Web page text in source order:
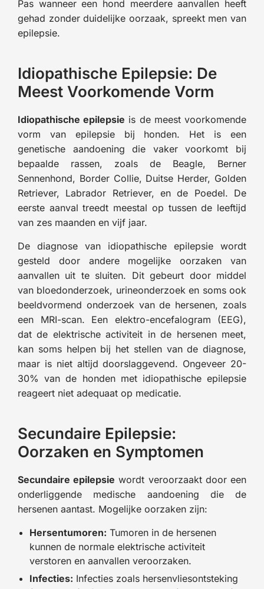
Pas wanneer een hond meerdere aanvallen heeft
gehad zonder duidelijke oorzaak, spreekt men van
epilepsie.
Idiopathische Epilepsie: De
Meest Voorkomende Vorm
Idiopathische epilepsie is de meest voorkomende
vorm van epilepsie bij honden. Het is een
genetische aandoening die vaker voorkomt bij
bepaalde rassen, zoals de Beagle, Berner
Sennenhond, Border Collie, Duitse Herder, Golden
Retriever, Labrador Retriever, en de Poedel. De
eerste aanval treedt meestal op tussen de leeftijd
van zes maanden en vijf jaar.
De diagnose van idiopathische epilepsie wordt
gesteld door andere mogelijke oorzaken van
aanvallen uit te sluiten. Dit gebeurt door middel
van bloedonderzoek, urineonderzoek en soms ook
beeldvormend onderzoek van de hersenen, zoals
een MRI-scan. Een elektro-encefalogram (EEG),
dat de elektrische activiteit in de hersenen meet,
kan soms helpen bij het stellen van de diagnose,
maar is niet altijd doorslaggevend. Ongeveer 20-
30% van de honden met idiopathische epilepsie
reageert niet adequaat op medicatie.
Secundaire Epilepsie:
Oorzaken en Symptomen
Secundaire epilepsie wordt veroorzaakt door een
onderliggende medische aandoening die de
hersenen aantast. Mogelijke oorzaken zijn:
Hersentumoren: Tumoren in de hersenen
kunnen de normale elektrische activiteit
verstoren en aanvallen veroorzaken.
Infecties: Infecties zoals hersenvliesontsteking